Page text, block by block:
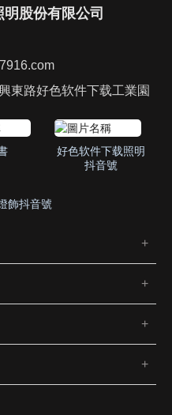
股份有限公司
東路好色软件下载工業園
好色软件下载照明
抖音號
飾抖音號